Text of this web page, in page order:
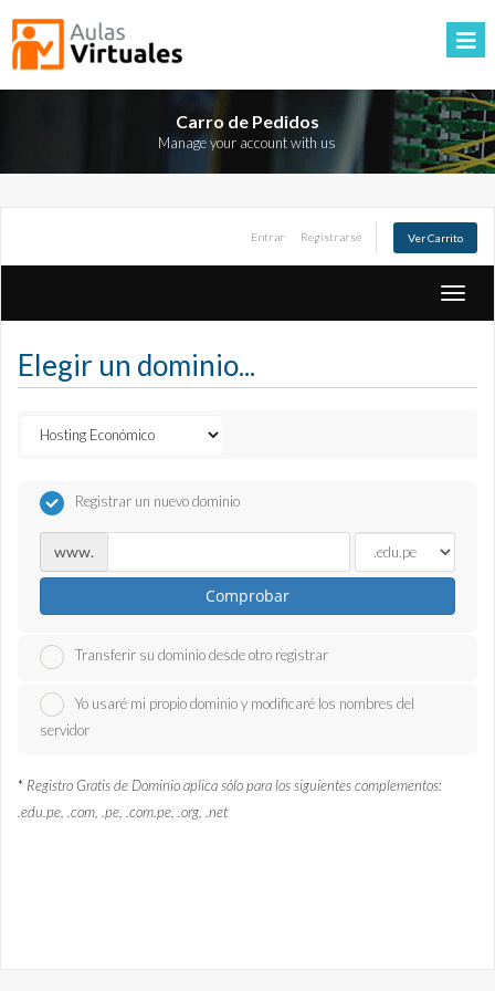
Carro de Pedidos
Manage your account with us
Entrar Registrarse Ver Carrito
Toggle
Elegir un dominio...
Registrar un nuevo dominio
www.
Comprobar
Transferir su dominio desde otro registrar
Yo usaré mi propio dominio y modificaré los nombres del
servidor
* Registro Gratis de Dominio aplica sólo para los siguientes complementos:
.edu.pe, .com, .pe, .com.pe, .org, .net